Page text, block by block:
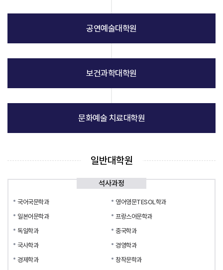
공연예술대학원
보건과학대학원
문화예술 치료대학원
일반대학원
석사과정
국어국문학과
영어영문TESOL학과
일본어문학과
프랑스어문학과
독일학과
중국학과
국사학과
경영학과
경제학과
창작문학과